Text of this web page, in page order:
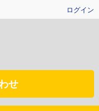
ログイン
せ